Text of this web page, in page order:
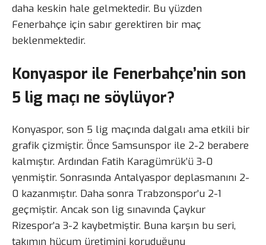
daha keskin hale gelmektedir. Bu yüzden
Fenerbahçe için sabır gerektiren bir maç
beklenmektedir.
Konyaspor ile Fenerbahçe’nin son
5 lig maçı ne söylüyor?
Konyaspor, son 5 lig maçında dalgalı ama etkili bir
grafik çizmiştir. Önce Samsunspor ile 2-2 berabere
kalmıştır. Ardından Fatih Karagümrük’ü 3-0
yenmiştir. Sonrasında Antalyaspor deplasmanını 2-
0 kazanmıştır. Daha sonra Trabzonspor’u 2-1
geçmiştir. Ancak son lig sınavında Çaykur
Rizespor’a 3-2 kaybetmiştir. Buna karşın bu seri,
takımın hücum üretimini koruduğunu